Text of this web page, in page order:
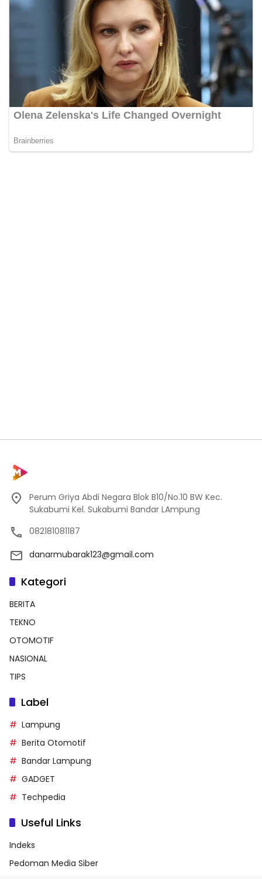
Perum Griya Abdi Negara Blok B10/No.10 BW Kec.
Sukabumi Kel. Sukabumi Bandar LAmpung
082181081187
danarmubarak123@gmail.com
Kategori
BERITA
TEKNO
OTOMOTIF
NASIONAL
TIPS
Label
Lampung
Berita Otomotif
Bandar Lampung
GADGET
Techpedia
Useful Links
Indeks
Pedoman Media Siber